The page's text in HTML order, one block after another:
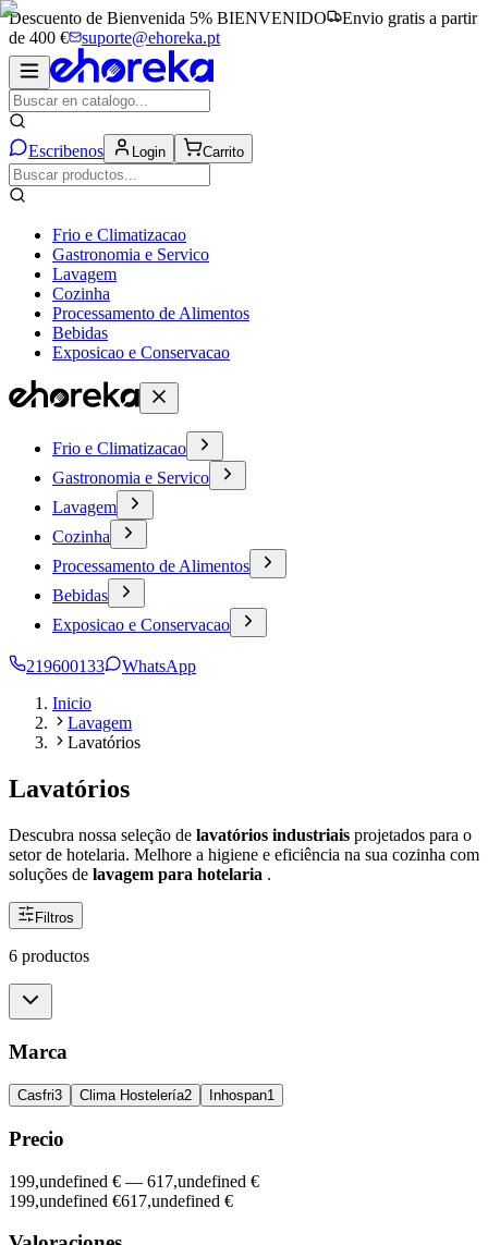
Descuento de Bienvenida 5% BIENVENIDO
Envio gratis a partir
de 400 €
suporte@ehoreka.pt
Escribenos Login Carrito
Frio e Climatizacao
Gastronomia e Servico
Lavagem
Cozinha
Processamento de Alimentos
Bebidas
Exposicao e Conservacao
Frio e Climatizacao
Gastronomia e Servico
Lavagem
Cozinha
Processamento de Alimentos
Bebidas
Exposicao e Conservacao
219600133
WhatsApp
Inicio
Lavagem
Lavatórios
Lavatórios
Descubra nossa seleção de lavatórios industriais projetados para o
setor de hotelaria. Melhore a higiene e eficiência na sua cozinha com
soluções de lavagem para hotelaria .
Filtros
6 productos
Marca
Casfri3 Clima Hostelería2 Inhospan1
Precio
199,undefined € — 617,undefined €
199,undefined €617,undefined €